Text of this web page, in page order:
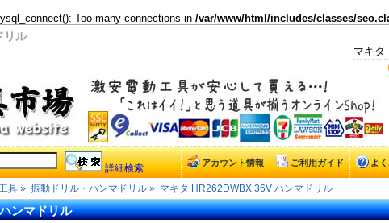
Too many connections in /var/www/html/includes/classes/
リル
マキタ
詳細検索 よ
ご利用ガイド
アカウント情報
具 » 振動ドリル・ハンマドリル » マキタ HR262DWBX 36V ハンマドリル
ンマドリル